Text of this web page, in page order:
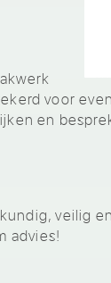
voor
en
veilig
advies!